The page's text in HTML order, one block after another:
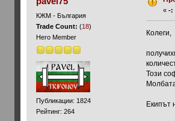
КЖМ - България
Trade Count: (18)
Hero Member
Публикации: 1824
Рейтинг: 264
« -:
Колеги,
Този
Екипът